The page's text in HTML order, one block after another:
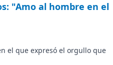
"Amo al hombre en el
el que expresó el orgullo que